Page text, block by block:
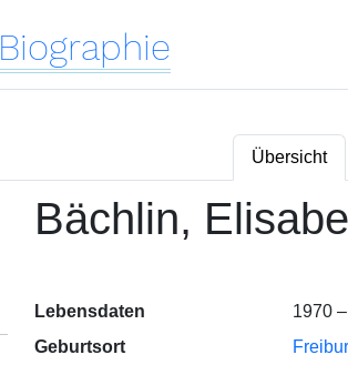
Biographie
Übersicht
Bächlin,
Lebensdaten
1970 –
Geburtsort